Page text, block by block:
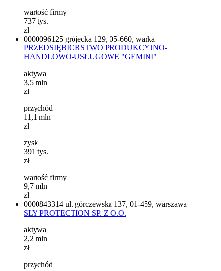
wartość firmy
737 tys.
zł
0000096125 grójecka 129, 05-660, warka
PRZEDSIĘBIORSTWO PRODUKCYJNO-
HANDLOWO-USŁUGOWE "GEMINI"
aktywa
3,5 mln
zł
przychód
11,1 mln
zł
zysk
391 tys.
zł
wartość firmy
9,7 mln
zł
0000843314 ul. górczewska 137, 01-459, warszawa
SLY PROTECTION SP. Z O.O.
aktywa
2,2 mln
zł
przychód